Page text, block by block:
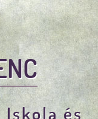
és